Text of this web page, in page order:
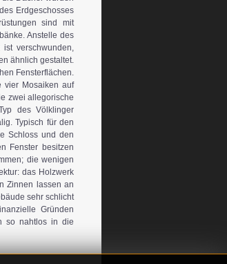
Erdgeschosses
sind mit
Anstelle des
verschwunden,
ähnlich gestaltet.
Fensterflächen.
vier Mosaiken auf
zwei allegorische
des Völklinger
Typisch für den
Schloss und den
Fenster besitzen
die wenigen
das Holzwerk
Zinnen lassen an
sehr schlicht
Gründen
so nahtlos in die